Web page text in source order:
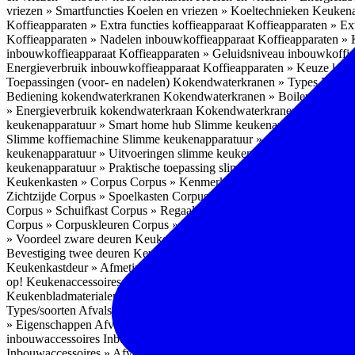
vriezen » Smartfuncties Koelen en vriezen » Koeltechnieken
Koffieapparaten » Extra functies koffieapparaat Koffieapparaten »
Koffieapparaten » Nadelen inbouwkoffieapparaat Koffieapparaten »
inbouwkoffieapparaat Koffieapparaten » Geluidsniveau
Energieverbruik inbouwkoffieapparaat Koffieapparaten » Keuze
Toepassingen (voor- en nadelen) Kokendwaterkranen » Types
Bediening kokendwaterkranen Kokendwaterkranen » Boilers
» Energieverbruik kokendwaterkraan Kokendwaterkranen »
keukenapparatuur » Smart home hub Slimme keukenapparatuur »
Slimme koffiemachine Slimme keukenapparatuur » Slimme stekker
keukenapparatuur » Uitvoeringen slimme keukenapparatuur
keukenapparatuur » Praktische toepassing slimme keukenapparatuur
Keukenkasten » Corpus Corpus » Kenmerken
Zichtzijde Corpus » Spoelkasten Corpus » Soorten keukenkasten
Corpus » Schuifkast Corpus » Regaalkast
Corpus » Corpuskleuren Corpus » Corpus in kleur
» Voordeel zware deuren Keukenkasten » Kastindeling
Bevestiging twee deuren Keukenkastdeur » Vaatwasserdeur
Keukenkastdeur » Afmetingen
op! KeukenaccessoiresKeukenaccessoires » Achterwanden
Keukenbladmaterialen als achterwand
Types/soorten Afvalsystemen » Installatie
» Eigenschappen Afvalsystemen » Inhoud
inbouwaccessoires Inbouwaccessoires » Bestek- en ladeindelingen